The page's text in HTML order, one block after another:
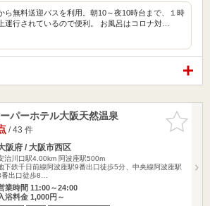
ら無料送迎バスを利用。朝10～夜10時台まで、１時
運行されているので便利。 お風呂はコロナ対…
お気に入
りに追加
パーホテル大阪天然温泉
/ 43 件
阪府 / 大阪市西区
治川口駅4.00km 阿波座駅500m
下鉄千日前線阿波座駅9番出口徒歩5分、中央線阿波座駅
番出口徒歩8…
業時間 11:00～24:00
浴料金 1,000円～